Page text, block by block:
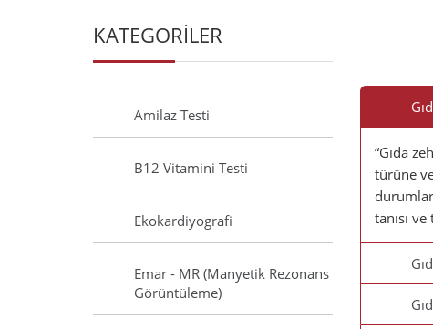
“Gıda
türüne
tanısı
KATEGORİLER
Amilaz Testi
B12 Vitamini Testi
Ekokardiyografi
Emar - MR (Manyetik Rezonans
Görüntüleme)